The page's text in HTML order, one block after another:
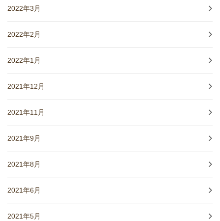
2022年3月
2022年2月
2022年1月
2021年12月
2021年11月
2021年9月
2021年8月
2021年6月
2021年5月